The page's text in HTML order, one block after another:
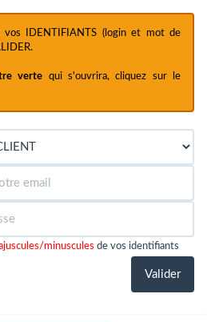
vos IDENTIFIANTS (login et mot de
verte qui s'ouvrira, cliquez sur le
minuscules de vos identifiants